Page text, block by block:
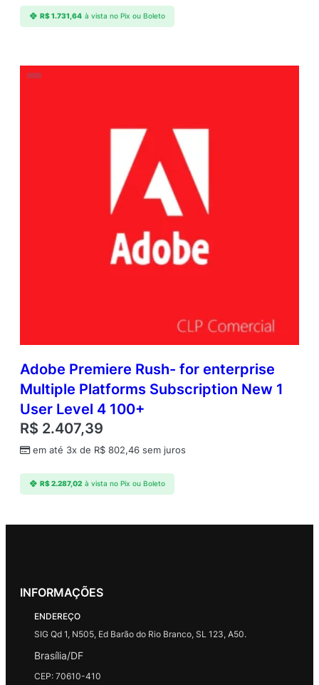
R$1.731,64 à vista no Pix ou Boleto
Adobe Premiere Rush- for enterprise
Multiple Platforms Subscription New 1
User Level 4 100+
R$ 2.407,39
em até 3x de R$ 802,46 sem juros
R$2.287,02 à vista no Pix ou Boleto
INFORMAÇÕES
ENDEREÇO
SIG Qd 1, N505, Ed Barão do Rio Branco, SL 123, A50.
Brasília/DF
CEP: 70610-410